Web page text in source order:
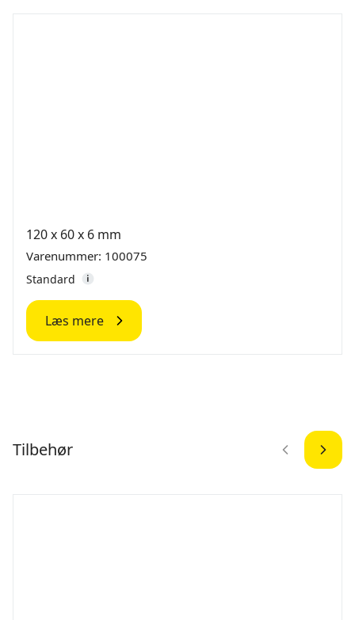
120 x 60 x 6 mm
Varenummer: 100075
Standard
Læs mere
Tilbehør